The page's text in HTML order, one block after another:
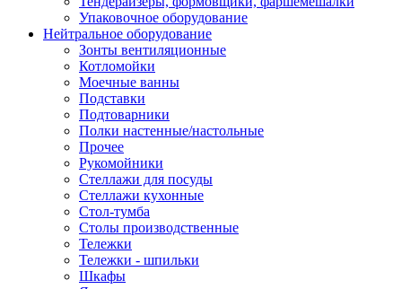
Упаковочное оборудование
Нейтральное оборудование
Зонты вентиляционные
Котломойки
Моечные ванны
Подставки
Подтоварники
Полки настенные/настольные
Прочее
Рукомойники
Стеллажи для посуды
Стеллажи кухонные
Стол-тумба
Столы производственные
Тележки
Тележки - шпильки
Шкафы